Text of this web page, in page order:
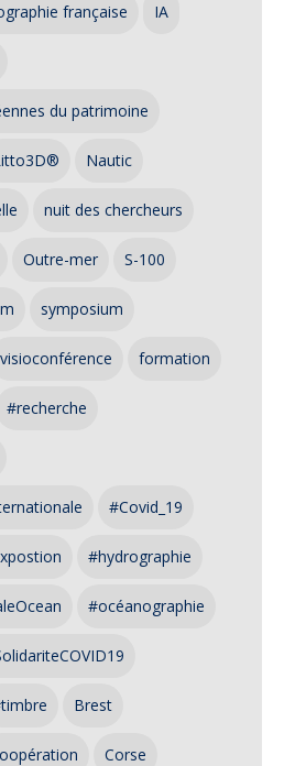
française IA
du patrimoine
Nautic
nuit des chercheurs
Outre-mer S-100
symposium
visioconférence formation
#recherche
#Covid_19
#hydrographie
#océanographie
Brest
Corse